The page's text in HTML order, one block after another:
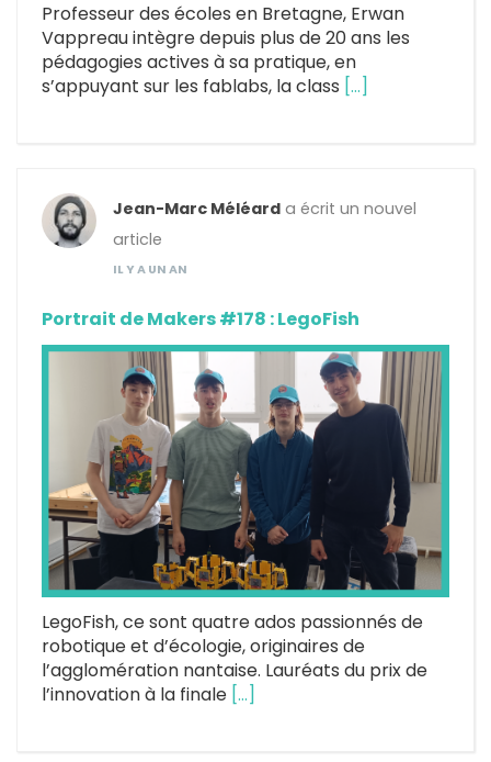
Professeur des écoles en Bretagne, Erwan
Vappreau intègre depuis plus de 20 ans les
pédagogies actives à sa pratique, en
s’appuyant sur les fablabs, la class […]
Jean-Marc Méléard a écrit un nouvel
article
IL Y A UN AN
Portrait de Makers #178 : LegoFish
LegoFish, ce sont quatre ados passionnés de
robotique et d’écologie, originaires de
l’agglomération nantaise. Lauréats du prix de
l’innovation à la finale […]